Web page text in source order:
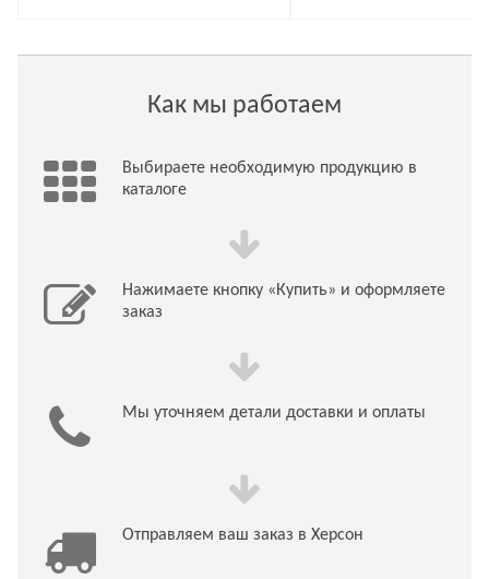
Как мы работаем
Выбираете необходимую продукцию в
каталоге
Нажимаете кнопку «Купить» и оформляете
заказ
Мы уточняем детали доставки и оплаты
Отправляем ваш заказ в Херсон